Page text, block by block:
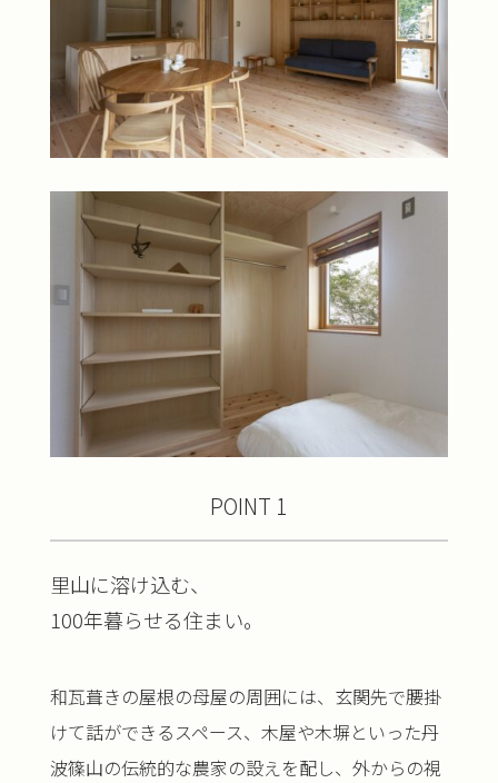
POINT 1
里山に溶け込む、
100年暮らせる住まい。
和瓦葺きの屋根の母屋の周囲には、玄関先で腰掛
けて話ができるスペース、木屋や木塀といった丹
波篠山の伝統的な農家の設えを配し、外からの視